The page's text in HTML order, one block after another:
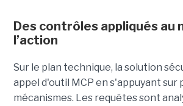
Des contrôles appliqués au
l’action
Sur le plan technique, la solution
appel d'outil MCP en s'appuyant sur
mécanismes. Les requêtes sont